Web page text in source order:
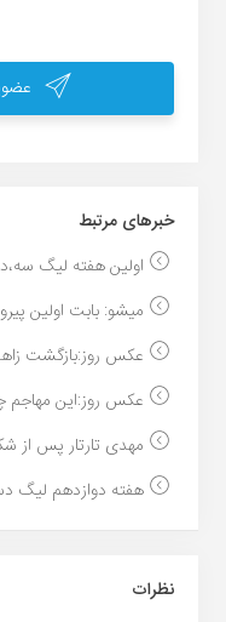
خبر‌های مرتبط
اولین هفته لیگ
میشو: بابت اولین
عکس روز:بازگشت
عکس روز:این مهاجم
مهدی تارتار پس از
هفته دوازدهم لیگ دسته
نظرات